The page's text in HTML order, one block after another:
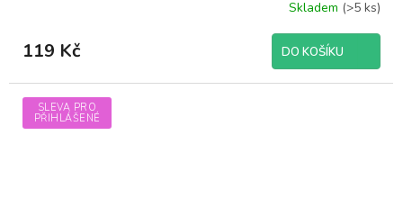
Skladem (>5 ks)
119 Kč DO KOŠÍKU
SLEVA PRO
PŘIHLÁŠENÉ